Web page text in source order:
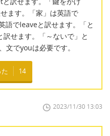
ます。「家」は英語で
語でleaveと訳せます。「と
せます。「～ないで」と
文でyouは必要です。
14
2023/11/30 13:03